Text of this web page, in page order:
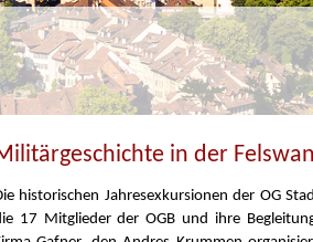
in der
historischen Jahresexkursionen der OG
17 Mitglieder der OGB und ihre